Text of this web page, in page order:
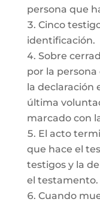
persona que
Cinco
identificación.
Sobre
por la
la declaración
última
marcado con
El acto
que hace el
testigos y la
el testamento.
Cuando